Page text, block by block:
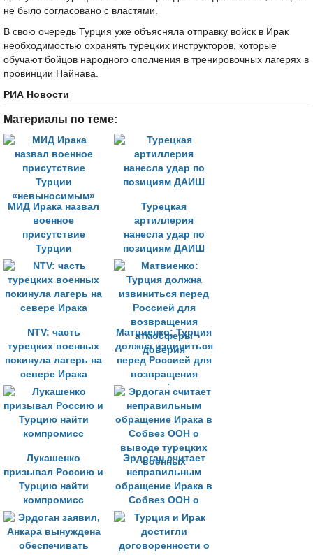
не было согласовано с властями.
В свою очередь Турция уже объясняла отправку войск в Ирак
необходимостью охранять турецких инструкторов, которые
обучают бойцов народного ополчения в тренировочных лагерях в
провинции Найнава.
РИА Новости
Материалы по теме:
МИД Ирака назвал
военное
присутствие
Турции
«невыносимым»
Турецкая
артиллерия
нанесла удар по
позициям ДАИШ
NTV: часть
турецких военных
покинула лагерь на
севере Ирака
Матвиенко: Турция
должна извиниться
перед Россией для
возвращения
атмосферы
доверия
Лукашенко
призывал Россию и
Турцию найти
компромисс
Эрдоган считает
неправильным
обращение Ирака в
Собвез ООН о
выводе турецких
военных